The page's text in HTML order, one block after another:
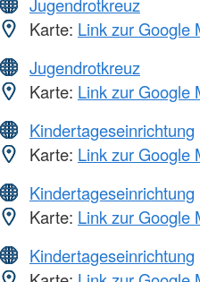
Jugendrotkreuz
Karte: Link zur Google
Jugendrotkreuz
Karte: Link zur Google
Kindertageseinrichtung
Karte: Link zur Google
Kindertageseinrichtung
Karte: Link zur Google
Kindertageseinrichtung